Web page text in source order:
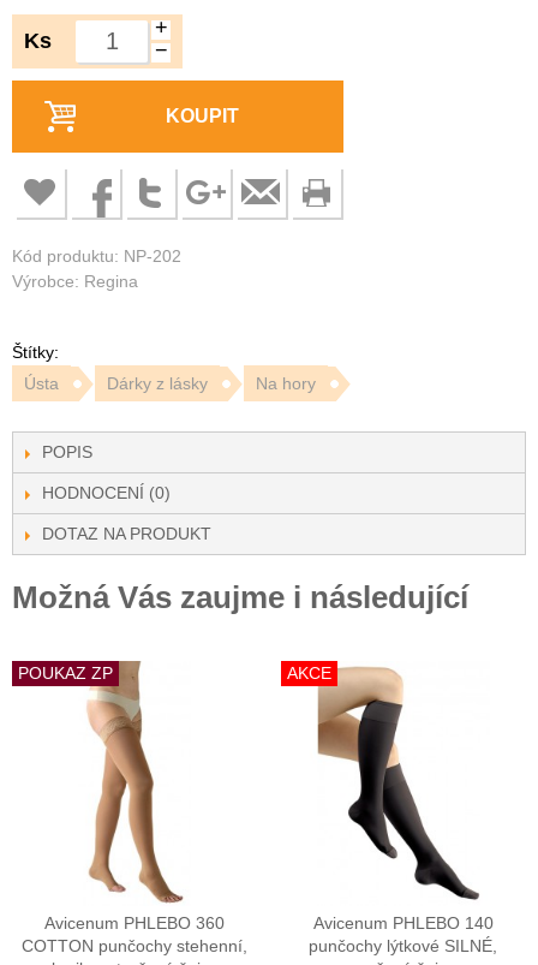
Ks
+
−
KOUPIT
Kód produktu: NP-202
Výrobce: Regina
Štítky:
Ústa
Dárky z lásky Na hory
POPIS
HODNOCENÍ (0)
DOTAZ NA PRODUKT
Možná Vás zaujme i následující
POUKAZ ZP
Avicenum PHLEBO 360
COTTON punčochy stehenní,
AKCE
Avicenum PHLEBO 140
punčochy lýtkové SILNÉ,